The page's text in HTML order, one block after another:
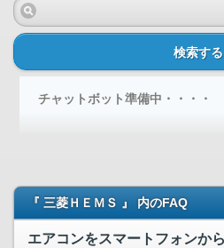
検索する
チャットボット準備中・・・・
『 三菱ＨＥＭＳ 』 内のFAQ